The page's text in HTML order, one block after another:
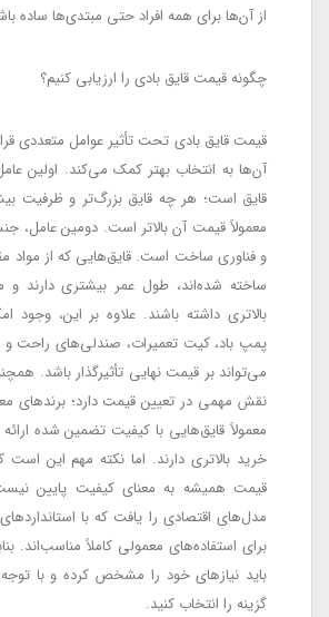
از آن‌ها برای همه افراد حتی مبتدی‌ها ساده
چگونه قیمت قایق بادی را ارزیابی کنیم؟
قیمت قایق بادی تحت تأثیر عوامل متعددی
آن‌ها به انتخاب بهتر کمک می‌کند. اولین
قایق است؛ هر چه قایق بزرگ‌تر و ظرفیت
معمولاً قیمت آن بالاتر است. دومین عامل،
و فناوری ساخت است. قایق‌هایی که از مواد
ساخته شده‌اند، طول عمر بیشتری دارند
بالاتری داشته باشند. علاوه بر این، وجود
پمپ باد، کیت تعمیرات، صندلی‌های راحت و
می‌تواند بر قیمت نهایی تأثیرگذار باشد.
نقش مهمی در تعیین قیمت دارد؛ برندهای
معمولاً قایق‌هایی با کیفیت تضمین شده
خرید بالاتری دارند. اما نکته مهم این است
قیمت همیشه به معنای کیفیت پایین
مدل‌های اقتصادی را یافت که با
برای استفاده‌های معمولی کاملاً مناسب‌اند.
باید نیازهای خود را مشخص کرده و با توجه
گزینه را انتخاب کنید.